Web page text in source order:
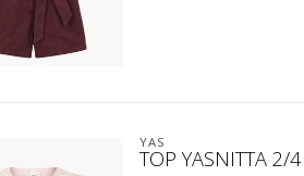
YAS
TOP YASNITTA 2/